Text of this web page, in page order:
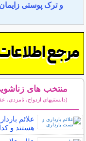
و ترک پوستی زایمان
منتخب های
(دانستنیهای ازدواج، نامزدی،
علائم
هستند و